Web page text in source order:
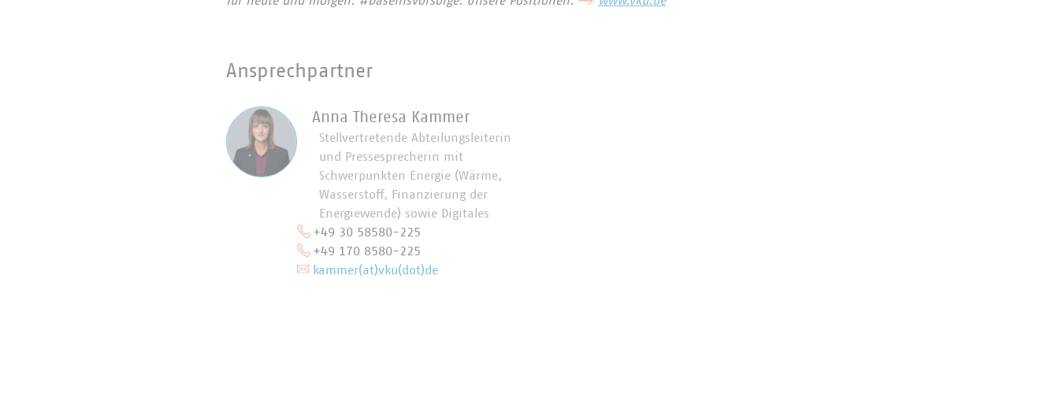
Ansprechpartner
Anna Theresa Kammer
Stellvertretende Abteilungsleiterin
und Pressesprecherin mit
Schwerpunkten Energie (Wärme,
Wasserstoff, Finanzierung der
Energiewende) sowie Digitales
+49 30 58580-225
+49 170 8580-225
kammer(at)vku(dot)de